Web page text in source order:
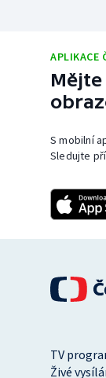
APLIKACE
S mobilní
Sledujte
TV
Živé